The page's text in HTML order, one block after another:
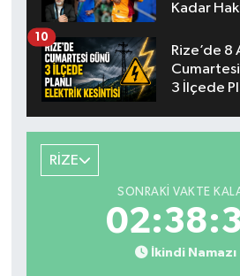
Kadar
Rize’de 8
Cumartesi
3 İlçede
10
RİZE
SONRAKI VAKTE
İkindi Namazı